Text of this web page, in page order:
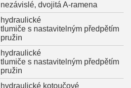
nezávislé, dvojitá A-ramena
hydraulické
tlumiče s nastavitelným předpětím
pružin
hydraulické
tlumiče s nastavitelným předpětím
pružin
hydraulické kotoučové